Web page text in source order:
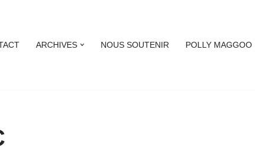
ARCHIVES NOUS SOUTENIR POLLY MAGGOO